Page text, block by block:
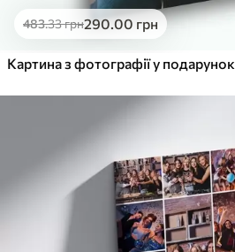
483.33грн290.00 грн
Картина з фотографії у подарунок